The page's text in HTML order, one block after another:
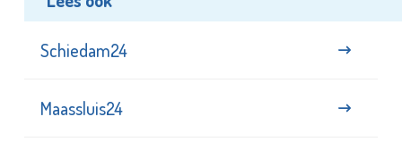
Schiedam24
Maassluis24